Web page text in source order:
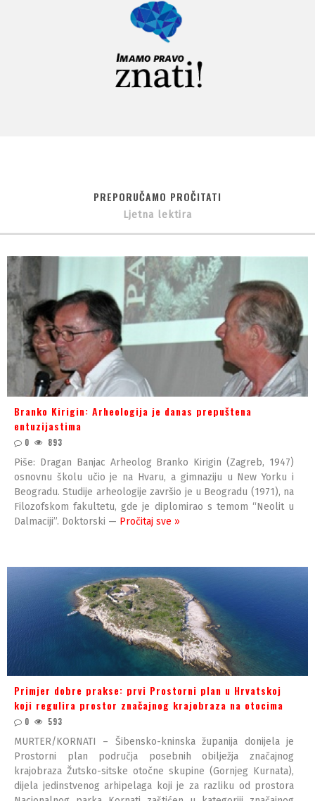
PREPORUČAMO PROČITATI
Ljetna lektira
Branko Kirigin: Arheologija je danas prepuštena
entuzijastima
0 893
Piše: Dragan Banjac Arheolog Branko Kirigin (Zagreb, 1947)
osnovnu školu učio je na Hvaru, a gimnaziju u New Yorku i
Beogradu. Studije arheologije završio je u Beogradu (1971), na
Filozofskom fakultetu, gde je diplomirao s temom “Neolit u
Dalmaciji”. Doktorski — Pročitaj sve »
Primjer dobre prakse: prvi Prostorni plan u Hrvatskoj
koji regulira prostor značajnog krajobraza na otocima
0 593
MURTER/KORNATI – Šibensko-kninska županija donijela je
Prostorni plan područja posebnih obilježja značajnog
krajobraza Žutsko-sitske otočne skupine (Gornjeg Kurnata),
dijela jedinstvenog arhipelaga koji je za razliku od prostora